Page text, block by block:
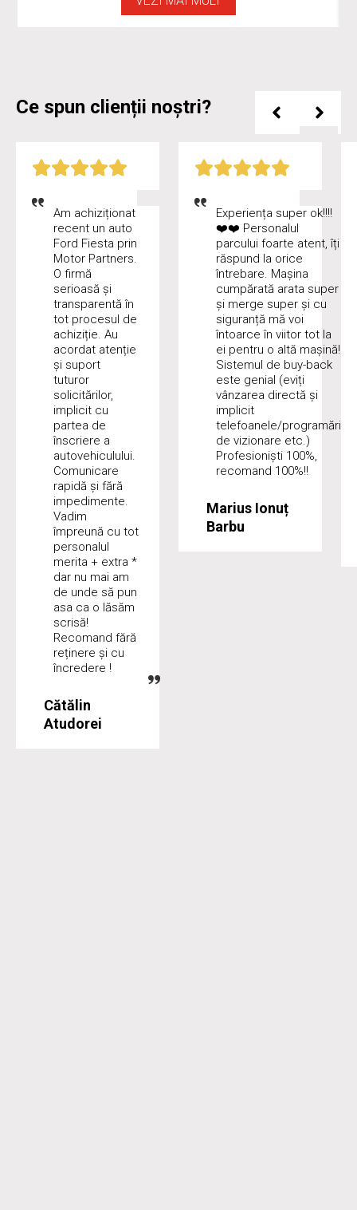
Ce spun clienții noștri?
Am achiziționat
recent un auto
Ford Fiesta prin
Motor Partners.
O firmă
serioasă și
transparentă în
tot procesul de
achiziție. Au
acordat atenție
și suport
tuturor
solicitărilor,
implicit cu
partea de
înscriere a
autovehiculului.
Comunicare
rapidă și fără
impedimente.
Vadim
împreună cu tot
personalul
merita + extra *
dar nu mai am
de unde să pun
asa ca o lăsăm
scrisă!
Recomand fără
reținere și cu
încredere !
Cătălin
Atudorei
Experiența super ok!!!!
❤️❤️ Personalul
parcului foarte atent, îți
răspund la orice
întrebare. Mașina
cumpărată arata super
și merge super și cu
siguranță mă voi
întoarce în viitor tot la
ei pentru o altă mașină!
Sistemul de buy-back
este genial (eviți
vânzarea directă și
implicit
telefoanele/programări
de vizionare etc.)
Profesioniști 100%,
recomand 100%!!
Marius Ionuț
Barbu